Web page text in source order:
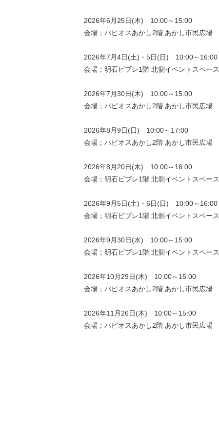
2026年6月25日(木) 10:00～15:00
会場；パピオスあかし2階 あかし市民広場
2026年7月4日(土)・5日(日) 10:00～16:00
会場；明石ビブレ1階 北側イベントスペース
2026年7月30日(木) 10:00～15:00
会場；パピオスあかし2階 あかし市民広場
2026年8月9日(日) 10:00～17:00
会場；パピオスあかし2階 あかし市民広場
2026年8月20日(木) 10:00～16:00
会場；明石ビブレ1階 北側イベントスペース
2026年9月5日(土)・6日(日) 10:00～16:00
会場；明石ビブレ1階 北側イベントスペース
2026年9月30日(水) 10:00～15:00
会場；明石ビブレ1階 北側イベントスペース
2026年10月29日(木) 10:00～15:00
会場；パピオスあかし2階 あかし市民広場
2026年11月26日(木) 10:00～15:00
会場；パピオスあかし2階 あかし市民広場